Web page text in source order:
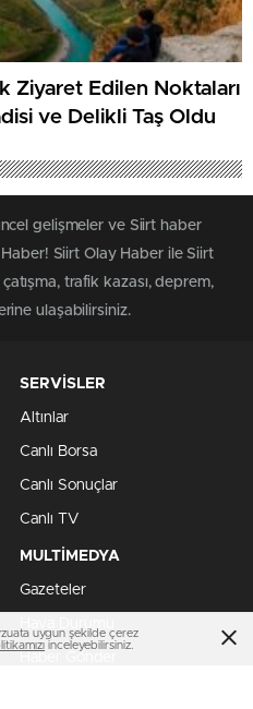
Ziyaret Edilen Noktaları
ve Delikli Taş Oldu
gelişmeler ve Siirt haber
Haber! Siirt Olay Haber ile Siirt
trafik kazası, deprem,
ulaşabilirsiniz.
SERVİSLER
Altınlar
Canlı Borsa
Canlı Sonuçlar
Canlı TV
MULTİMEDYA
Gazeteler
uygun şekilde çerez
inceleyebilirsiniz.